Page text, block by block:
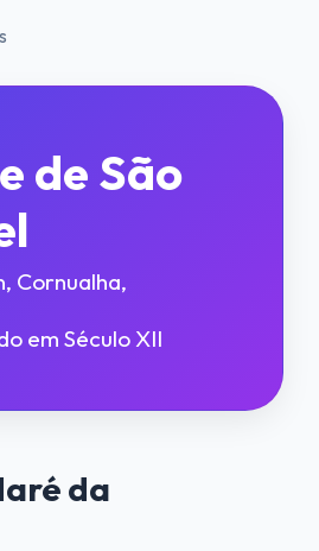
de São
Cornualha,
em Século XII
da